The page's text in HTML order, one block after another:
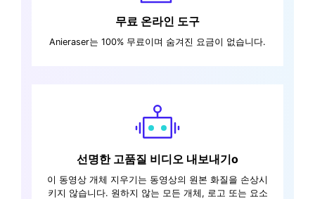
무료 온라인 도구
Anieraser는 100% 무료이며 숨겨진 요금이 없습니다.
선명한 고품질 비디오 내보내기o
이 동영상 개체 지우기는 동영상의 원본 화질을 손상시
키지 않습니다. 원하지 않는 모든 개체, 로고 또는 요소